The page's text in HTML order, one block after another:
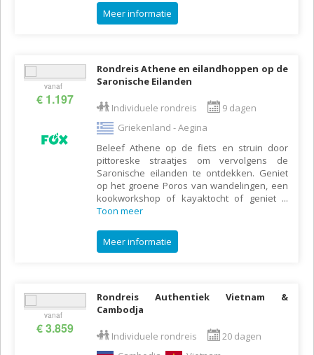
Meer informatie
vanaf
€ 1.197
Rondreis Athene en eilandhoppen op de
Saronische Eilanden
Individuele rondreis
9 dagen
Griekenland - Aegina
Beleef Athene op de fiets en struin door
pittoreske straatjes om vervolgens de
Saronische eilanden te ontdekken. Geniet
op het groene Poros van wandelingen, een
kookworkshop of kayaktocht of geniet ...
Toon meer
Meer informatie
vanaf
€ 3.859
Rondreis Authentiek Vietnam &
Cambodja
Individuele rondreis
20 dagen